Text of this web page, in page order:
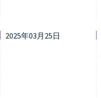
2025年03月25日